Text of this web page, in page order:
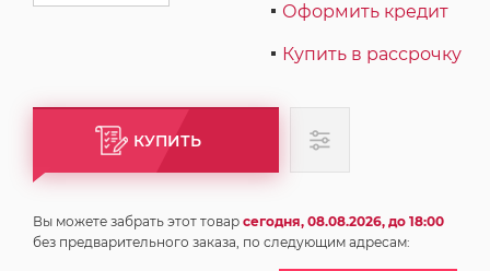
Оформить кредит
Купить в рассрочку
КУПИТЬ
Вы можете забрать этот товар сегодня, 08.08.2026, до 18:00
без предварительного заказа, по следующим адресам: